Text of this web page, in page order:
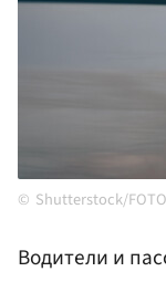
Shutterstock/
Водители и